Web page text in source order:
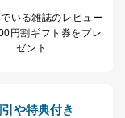
社 、クレジッ
回収会社、広
いる雑誌のレビュー
円割ギフト券をプレ
ゼント
や特典付き